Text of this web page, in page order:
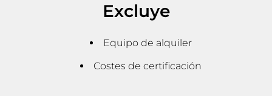
Excluye
Equipo de alquiler
Costes de certificación